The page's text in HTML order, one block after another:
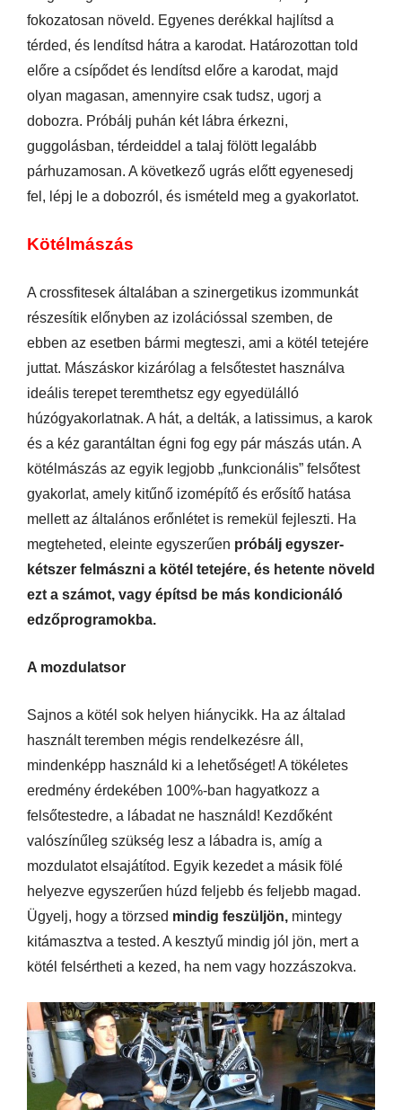
fokozatosan növeld. Egyenes derékkal hajlítsd a
térded, és lendítsd hátra a karodat. Határozottan told
előre a csípődet és lendítsd előre a karodat, majd
olyan magasan, amennyire csak tudsz, ugorj a
dobozra. Próbálj puhán két lábra érkezni,
guggolásban, térdeiddel a talaj fölött legalább
párhuzamosan. A következő ugrás előtt egyenesedj
fel, lépj le a dobozról, és ismételd meg a gyakorlatot.
Kötélmászás
A crossfitesek általában a szinergetikus izommunkát
részesítik előnyben az izolációssal szemben, de
ebben az esetben bármi megteszi, ami a kötél tetejére
juttat. Mászáskor kizárólag a felsőtestet használva
ideális terepet teremthetsz egy egyedülálló
húzógyakorlatnak. A hát, a delták, a latissimus, a karok
és a kéz garantáltan égni fog egy pár mászás után. A
kötélmászás az egyik legjobb „funkcionális” felsőtest
gyakorlat, amely kitűnő izomépítő és erősítő hatása
mellett az általános erőnlétet is remekül fejleszti. Ha
megteheted, eleinte egyszerűen próbálj egyszer-
kétszer felmászni a kötél tetejére, és hetente növeld
ezt a számot, vagy építsd be más kondicionáló
edzőprogramokba.
A mozdulatsor
Sajnos a kötél sok helyen hiánycikk. Ha az általad
használt teremben mégis rendelkezésre áll,
mindenképp használd ki a lehetőséget! A tökéletes
eredmény érdekében 100%-ban hagyatkozz a
felsőtestedre, a lábadat ne használd! Kezdőként
valószínűleg szükség lesz a lábadra is, amíg a
mozdulatot elsajátítod. Egyik kezedet a másik fölé
helyezve egyszerűen húzd feljebb és feljebb magad.
Ügyelj, hogy a törzsed mindig feszüljön, mintegy
kitámasztva a tested. A kesztyű mindig jól jön, mert a
kötél felsértheti a kezed, ha nem vagy hozzászokva.